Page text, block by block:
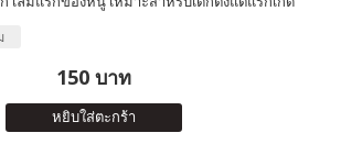
150 บาท
หยิบใส่ตะกร้า